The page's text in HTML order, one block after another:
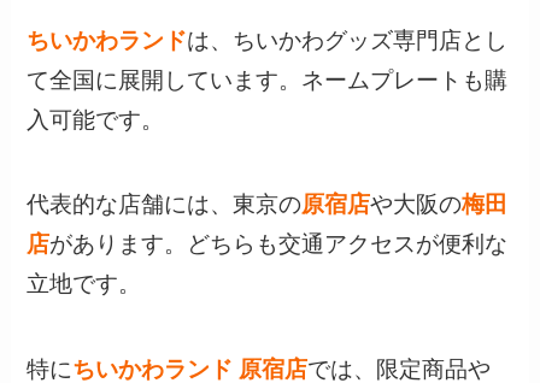
ちいかわランドは、ちいかわグッズ専門店とし
て全国に展開しています。ネームプレートも購
入可能です。
代表的な店舗には、東京の原宿店や大阪の梅田
店があります。どちらも交通アクセスが便利な
立地です。
特にちいかわランド 原宿店では、限定商品や